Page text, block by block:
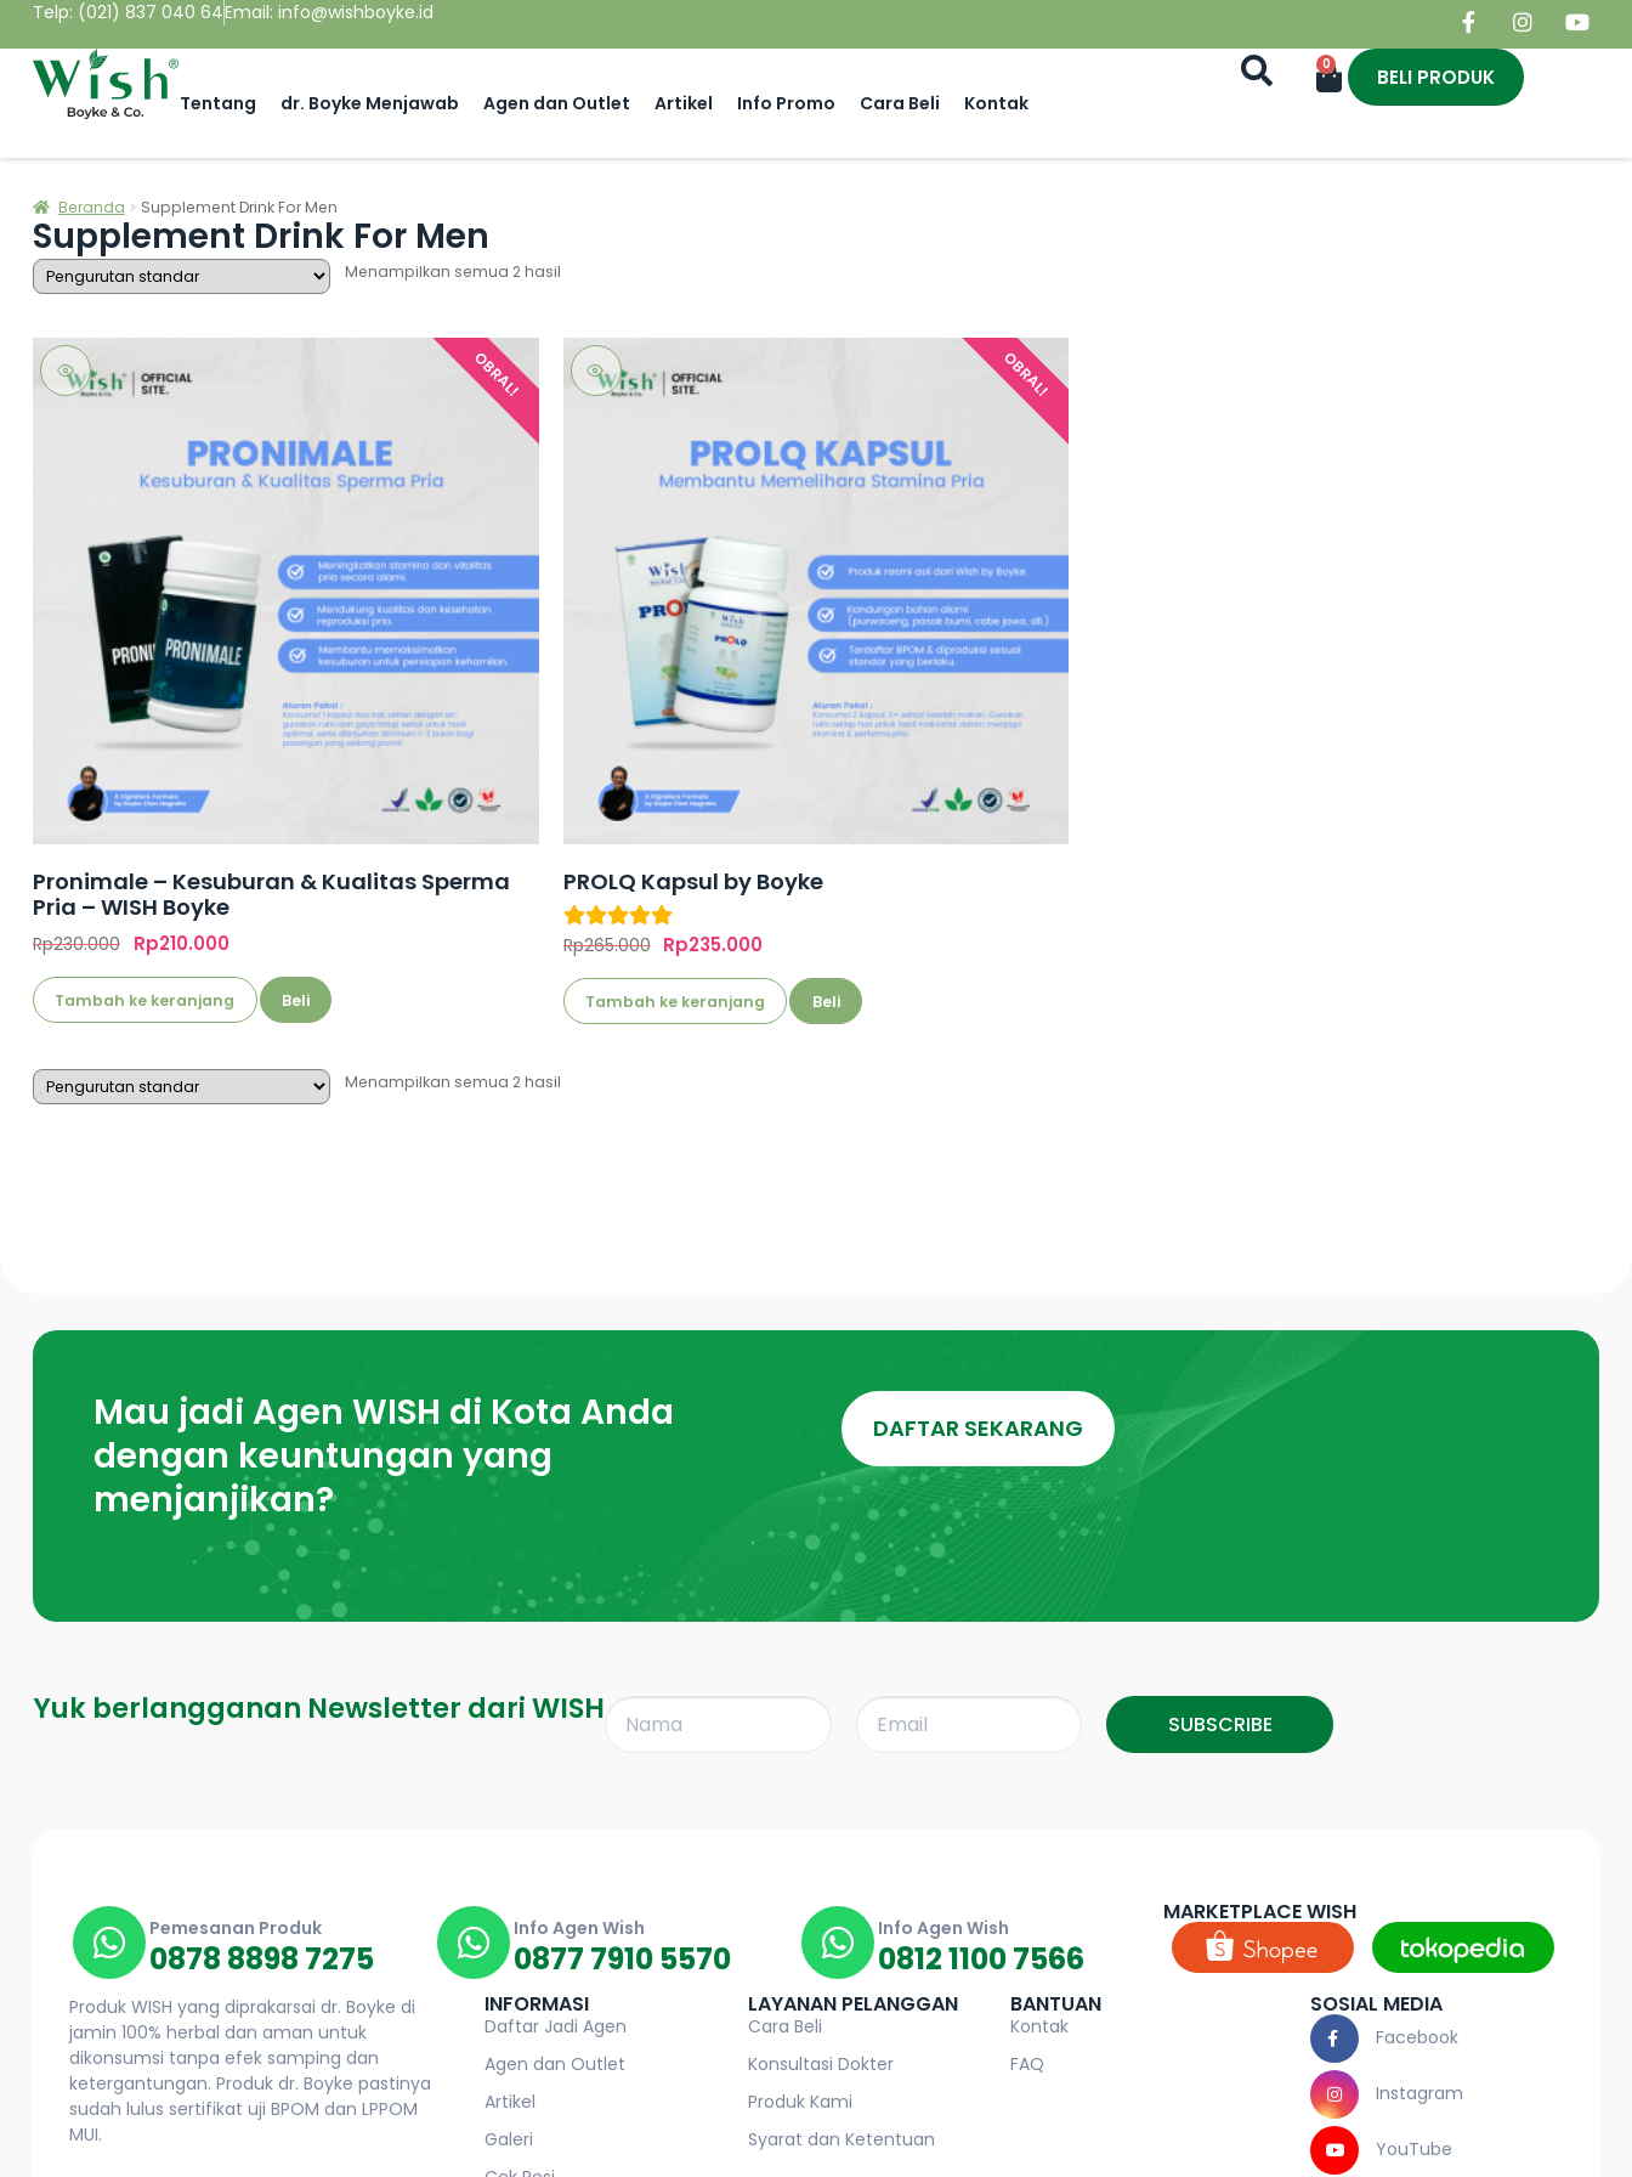
Telp: (021) 837 040 64Email: info@wishboyke.id
Tentang dr. Boyke Menjawab Agen dan Outlet Artikel Info Promo Cara Beli Kontak
0
BELI PRODUK
Beranda Supplement Drink For Men
Supplement Drink For Men
Menampilkan semua 2 hasil
Pronimale – Kesuburan & Kualitas Sperma
Pria – WISH Boyke
OBRAL!
Rp230.000 Rp210.000
Tambah ke keranjang Beli
PROLQ Kapsul by Boyke
dari 5
OBRAL!
Rp265.000 Rp235.000
Tambah ke keranjang Beli
Menampilkan semua 2 hasil
Mau jadi Agen WISH di Kota Anda
dengan keuntungan yang
menjanjikan?
DAFTAR SEKARANG
Yuk berlangganan Newsletter dari WISH SUBSCRIBE
0878 8898 7275
Pemesanan Produk
0877 7910 5570
Info Agen Wish
0812 1100 7566
Info Agen Wish
MARKETPLACE WISH
Produk WISH yang diprakarsai dr. Boyke di
jamin 100% herbal dan aman untuk
dikonsumsi tanpa efek samping dan
ketergantungan. Produk dr. Boyke pastinya
sudah lulus sertifikat uji BPOM dan LPPOM
MUI.
INFORMASI
Daftar Jadi Agen
Agen dan Outlet
Artikel
Galeri
LAYANAN PELANGGAN
Cara Beli
Konsultasi Dokter
Produk Kami
Syarat dan Ketentuan
BANTUAN
Kontak
FAQ
SOSIAL MEDIA
Facebook
Instagram
YouTube